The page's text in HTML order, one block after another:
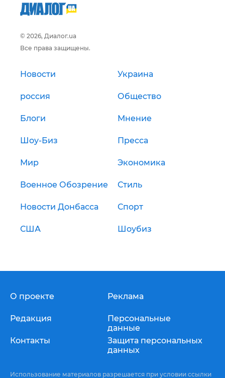
© 2026, Диалог.ua
Все права защищены.
Новости Украина
россия Общество
Блоги Мнение
Шоу-Биз Пресса
Мир Экономика
Военное Обозрение Стиль
Новости Донбасса Спорт
США Шоубиз
О проекте
Редакция
Контакты
Реклама
Персональные
данные
Защита персональных
данных
Использование материалов разрешается при условии ссылки